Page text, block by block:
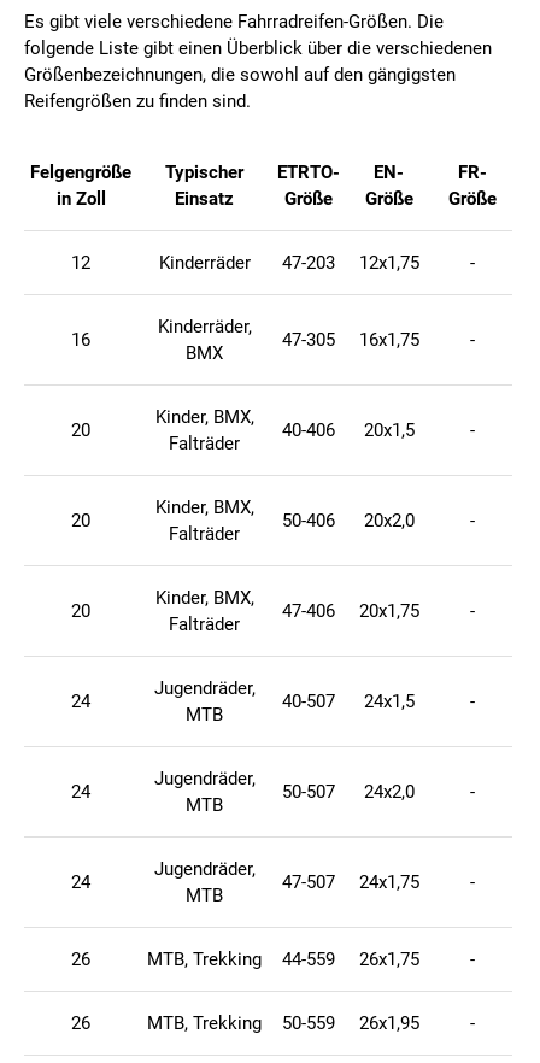
Es gibt viele verschiedene Fahrradreifen-Größen. Die
folgende Liste gibt einen Überblick über die verschiedenen
Größenbezeichnungen, die sowohl auf den gängigsten
Reifengrößen zu finden sind.
Felgengröße
in Zoll
Typischer
Einsatz
ETRTO-
Größe
EN-
Größe
FR-
Größe
12 Kinderräder 47-203 12x1,75 -
16
Kinderräder,
BMX
47-305 16x1,75 -
20
Kinder, BMX,
Falträder
40-406 20x1,5 -
20
Kinder, BMX,
Falträder
50-406 20x2,0 -
20
Kinder, BMX,
Falträder
47-406 20x1,75 -
24
Jugendräder,
MTB
40-507 24x1,5 -
24
Jugendräder,
MTB
50-507 24x2,0 -
24
Jugendräder,
MTB
47-507 24x1,75 -
26 MTB, Trekking 44-559 26x1,75 -
26 MTB, Trekking 50-559 26x1,95 -